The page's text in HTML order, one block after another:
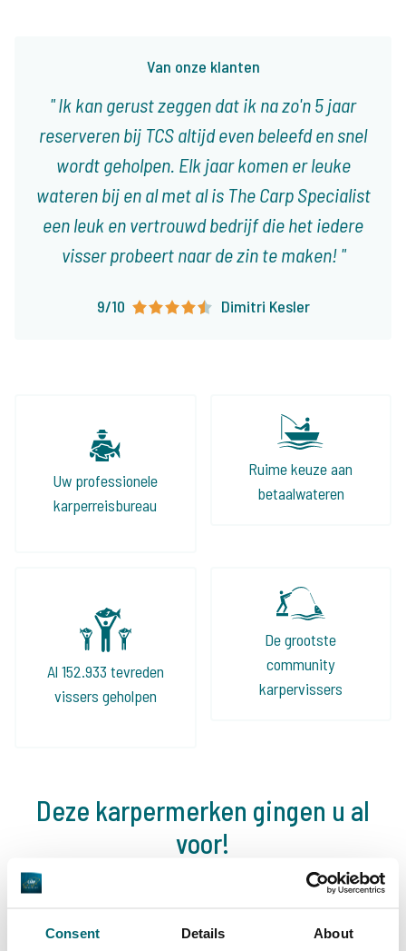
Consent Details About
Van onze klanten
Ik kan gerust zeggen dat ik na zo'n 5 jaar
reserveren bij TCS altijd even beleefd en snel
wordt geholpen. Elk jaar komen er leuke
wateren bij en al met al is The Carp Specialist
een leuk en vertrouwd bedrijf die het iedere
visser probeert naar de zin te maken!
9/10 Dimitri Kesler
Uw professionele
karperreisbureau
Ruime keuze aan
betaalwateren
Al 152.933 tevreden
vissers geholpen
De grootste
community
karpervissers
Deze karpermerken gingen u al
voor!